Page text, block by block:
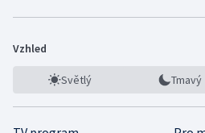
Vzhled
Světlý Tmavý